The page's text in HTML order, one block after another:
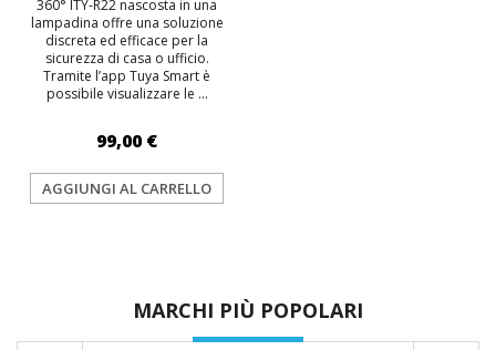
360° ITY-R22 nascosta in una
lampadina offre una soluzione
discreta ed efficace per la
sicurezza di casa o ufficio.
Tramite l’app Tuya Smart è
possibile visualizzare le ...
99,00 €
AGGIUNGI AL CARRELLO
MARCHI PIÙ POPOLARI